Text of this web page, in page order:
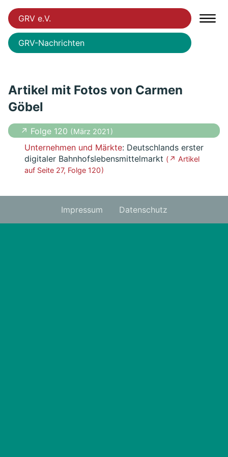
GRV e.V.
GRV-Nachrichten
Artikel mit Fotos von Carmen
Göbel
↗ Folge 120 ( März 2021 )
Unternehmen und Märkte: Deutschlands erster
digitaler Bahnhofslebensmittelmarkt ( ↗ Artikel
auf Seite 27, Folge 120 )
Impressum Datenschutz